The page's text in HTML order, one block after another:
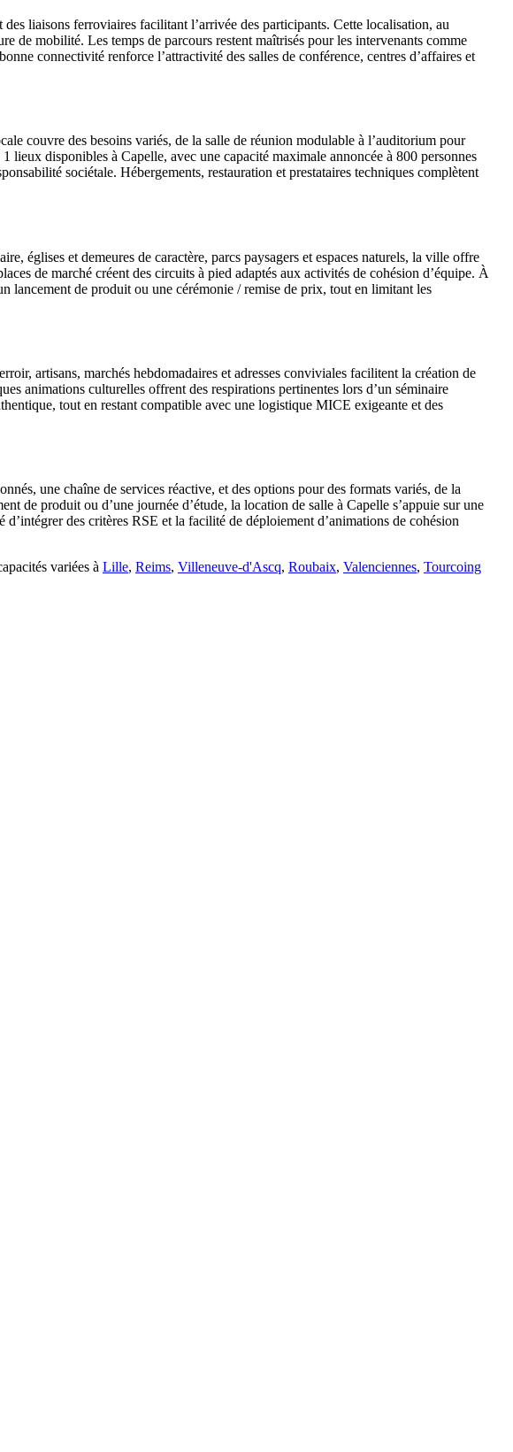
liaisons ferroviaires facilitant l’arrivée des participants. Cette localisation, au
de mobilité. Les temps de parcours restent maîtrisés pour les intervenants comme
connectivité renforce l’attractivité des salles de conférence, centres d’affaires et
couvre des besoins variés, de la salle de réunion modulable à l’auditorium pour
disponibles à Capelle, avec une capacité maximale annoncée à 800 personnes
sociétale. Hébergements, restauration et prestataires techniques complètent
églises et demeures de caractère, parcs paysagers et espaces naturels, la ville offre
de marché créent des circuits à pied adaptés aux activités de cohésion d’équipe. À
lancement de produit ou une cérémonie / remise de prix, tout en limitant les
artisans, marchés hebdomadaires et adresses conviviales facilitent la création de
animations culturelles offrent des respirations pertinentes lors d’un séminaire
tout en restant compatible avec une logistique MICE exigeante et des
une chaîne de services réactive, et des options pour des formats variés, de la
de produit ou d’une journée d’étude, la location de salle à Capelle s’appuie sur une
des critères RSE et la facilité de déploiement d’animations de cohésion
variées à Lille, Reims, Villeneuve-d'Ascq, Roubaix, Valenciennes, Tourcoing